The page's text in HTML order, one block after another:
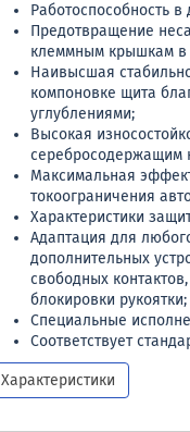
Работоспособность в
Предотвращение
клеммным крышкам в
Наивысшая
компоновке щита
углублениями;
Высокая
серебросодержащим
Максимальная
токоограничения
Характеристики
Адаптация для
дополнительных
свободных
блокировки рукоятки;
Специальные
Соответствует
Характеристики